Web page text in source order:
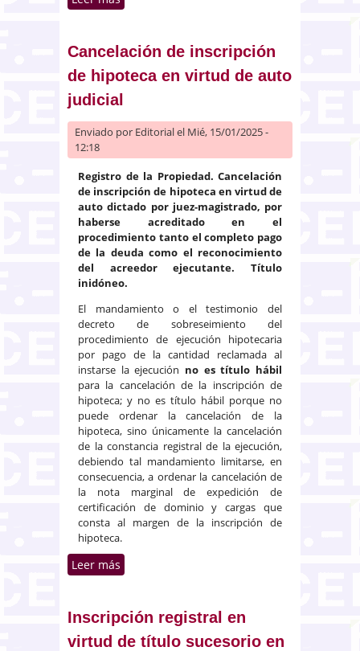
cementerio municipal
Cancelación de inscripción
de hipoteca en virtud de auto
judicial
Enviado por Editorialel Mié, 15/01/2025 -
12:18
Registro de la Propiedad. Cancelación
de inscripción de hipoteca en virtud de
auto dictado por juez-magistrado, por
haberse acreditado en el
procedimiento tanto el completo pago
de la deuda como el reconocimiento
del acreedor ejecutante. Título
inidóneo.
El mandamiento o el testimonio del
decreto de sobreseimiento del
procedimiento de ejecución hipotecaria
por pago de la cantidad reclamada al
instarse la ejecución no es título hábil
para la cancelación de la inscripción de
hipoteca; y no es título hábil porque no
puede ordenar la cancelación de la
hipoteca, sino únicamente la cancelación
de la constancia registral de la ejecución,
debiendo tal mandamiento limitarse, en
consecuencia, a ordenar la cancelación de
la nota marginal de expedición de
certificación de dominio y cargas que
consta al margen de la inscripción de
hipoteca.
Leer más
Inscripción registral en
virtud de título sucesorio en